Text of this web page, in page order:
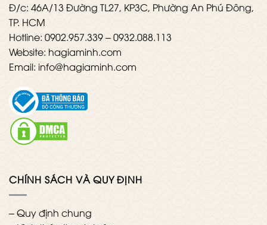
Đ/c: 46A/13 Đường TL27, KP3C, Phường An Phú Đông,
TP. HCM
Hotline: 0902.957.339 – 0932.088.113
Website: hagiaminh.com
Email: info@hagiaminh.com
CHÍNH SÁCH VÀ QUY ĐỊNH
–Quy định chung